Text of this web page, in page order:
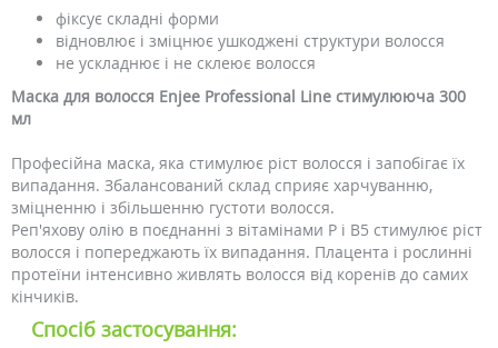
фіксує складні форми
відновлює і зміцнює ушкоджені структури волосся
не ускладнює і не склеює волосся
Маска для волосся Enjee Professional Line стимулююча 300
мл
Професійна маска, яка стимулює ріст волосся і запобігає їх
випадання. Збалансований склад сприяє харчуванню,
зміцненню і збільшенню густоти волосся.
Реп'яхову олію в поєднанні з вітамінами P і B5 стимулює ріст
волосся і попереджають їх випадання. Плацента і рослинні
протеїни інтенсивно живлять волосся від коренів до самих
кінчиків.
Спосіб застосування: